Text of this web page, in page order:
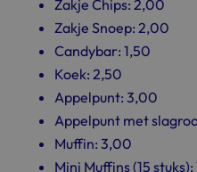
Zakje Chips: 2,00
Zakje Snoep: 2,00
Candybar: 1,50
Koek: 2,50
Appelpunt: 3,00
Appelpunt met
Muffin: 3,00
Mini Muffins (15